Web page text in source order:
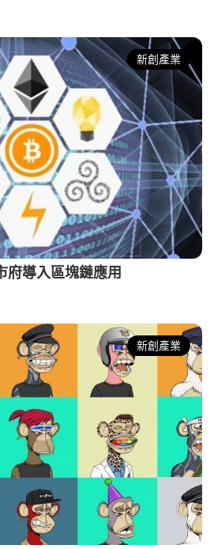
新創產業
府導入區塊鏈應用
新創產業